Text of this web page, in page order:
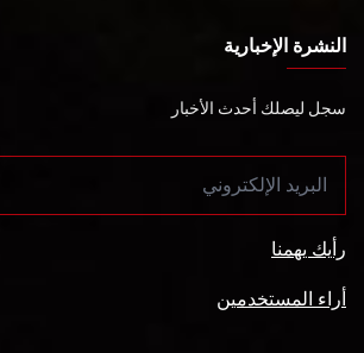
النشرة الإخبارية
سجل ليصلك أحدث الأخبار
رأيك يهمنا
أراء المستخدمين